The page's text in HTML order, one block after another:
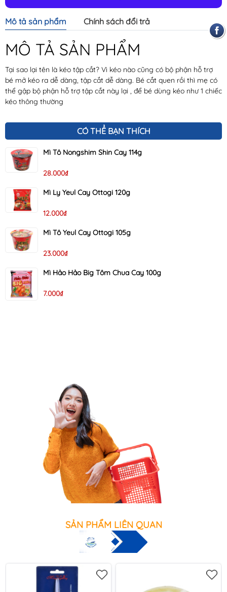
Mô tả sản phẩm Chính sách đổi trả
MÔ TẢ SẢN PHẨM
Tại sao lại tên là kéo tập cắt? Vì kéo nào cũng có bộ phận hỗ trợ
bé mở kéo ra dễ dàng, tập cắt dễ dàng. Bé cắt quen rồi thì mẹ có
thể gập bộ phận hỗ trợ tập cắt này lại , để bé dùng kéo như 1 chiếc
kéo thông thường
CÓ THỂ BẠN THÍCH
Mì Tô Nongshim Shin Cay 114g
28.000₫
Mì Ly Yeul Cay Ottogi 120g
12.000₫
Mì Tô Yeul Cay Ottogi 105g
23.000₫
Mì Hảo Hảo Big Tôm Chua Cay 100g
7.000₫
SẢN PHẨM LIÊN QUAN